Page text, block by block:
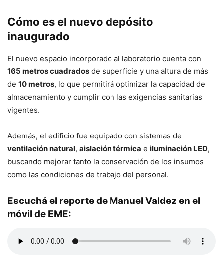
Cómo es el nuevo depósito
inaugurado
El nuevo espacio incorporado al laboratorio cuenta con
165 metros cuadrados de superficie y una altura de más
de 10 metros, lo que permitirá optimizar la capacidad de
almacenamiento y cumplir con las exigencias sanitarias
vigentes.
Además, el edificio fue equipado con sistemas de
ventilación natural, aislación térmica e iluminación LED,
buscando mejorar tanto la conservación de los insumos
como las condiciones de trabajo del personal.
Escuchá el reporte de Manuel Valdez en el
móvil de EME: